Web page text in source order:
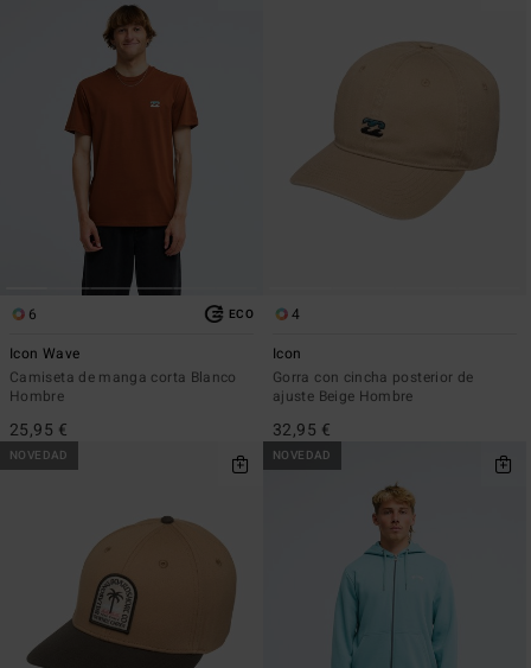
6 ECO
Icon Wave
Camiseta de manga corta Blanco
Hombre
25,95 €
4
Icon
Gorra con cincha posterior de
ajuste Beige Hombre
32,95 €
NOVEDAD NOVEDAD